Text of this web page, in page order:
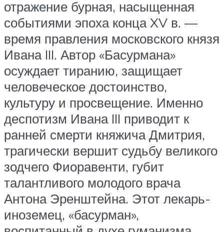
отражение бурная, насыщенная
событиями эпоха конца XV в. —
время правления московского князя
Ивана III. Автор «Басурмана»
осуждает тиранию, защищает
человеческое достоинство,
культуру и просвещение. Именно
деспотизм Ивана III приводит к
ранней смерти княжича Дмитрия,
трагически вершит судьбу великого
зодчего Фиоравенти, губит
талантливого молодого врача
Антона Эренштейна. Этот лекарь-
иноземец, «басурман»,